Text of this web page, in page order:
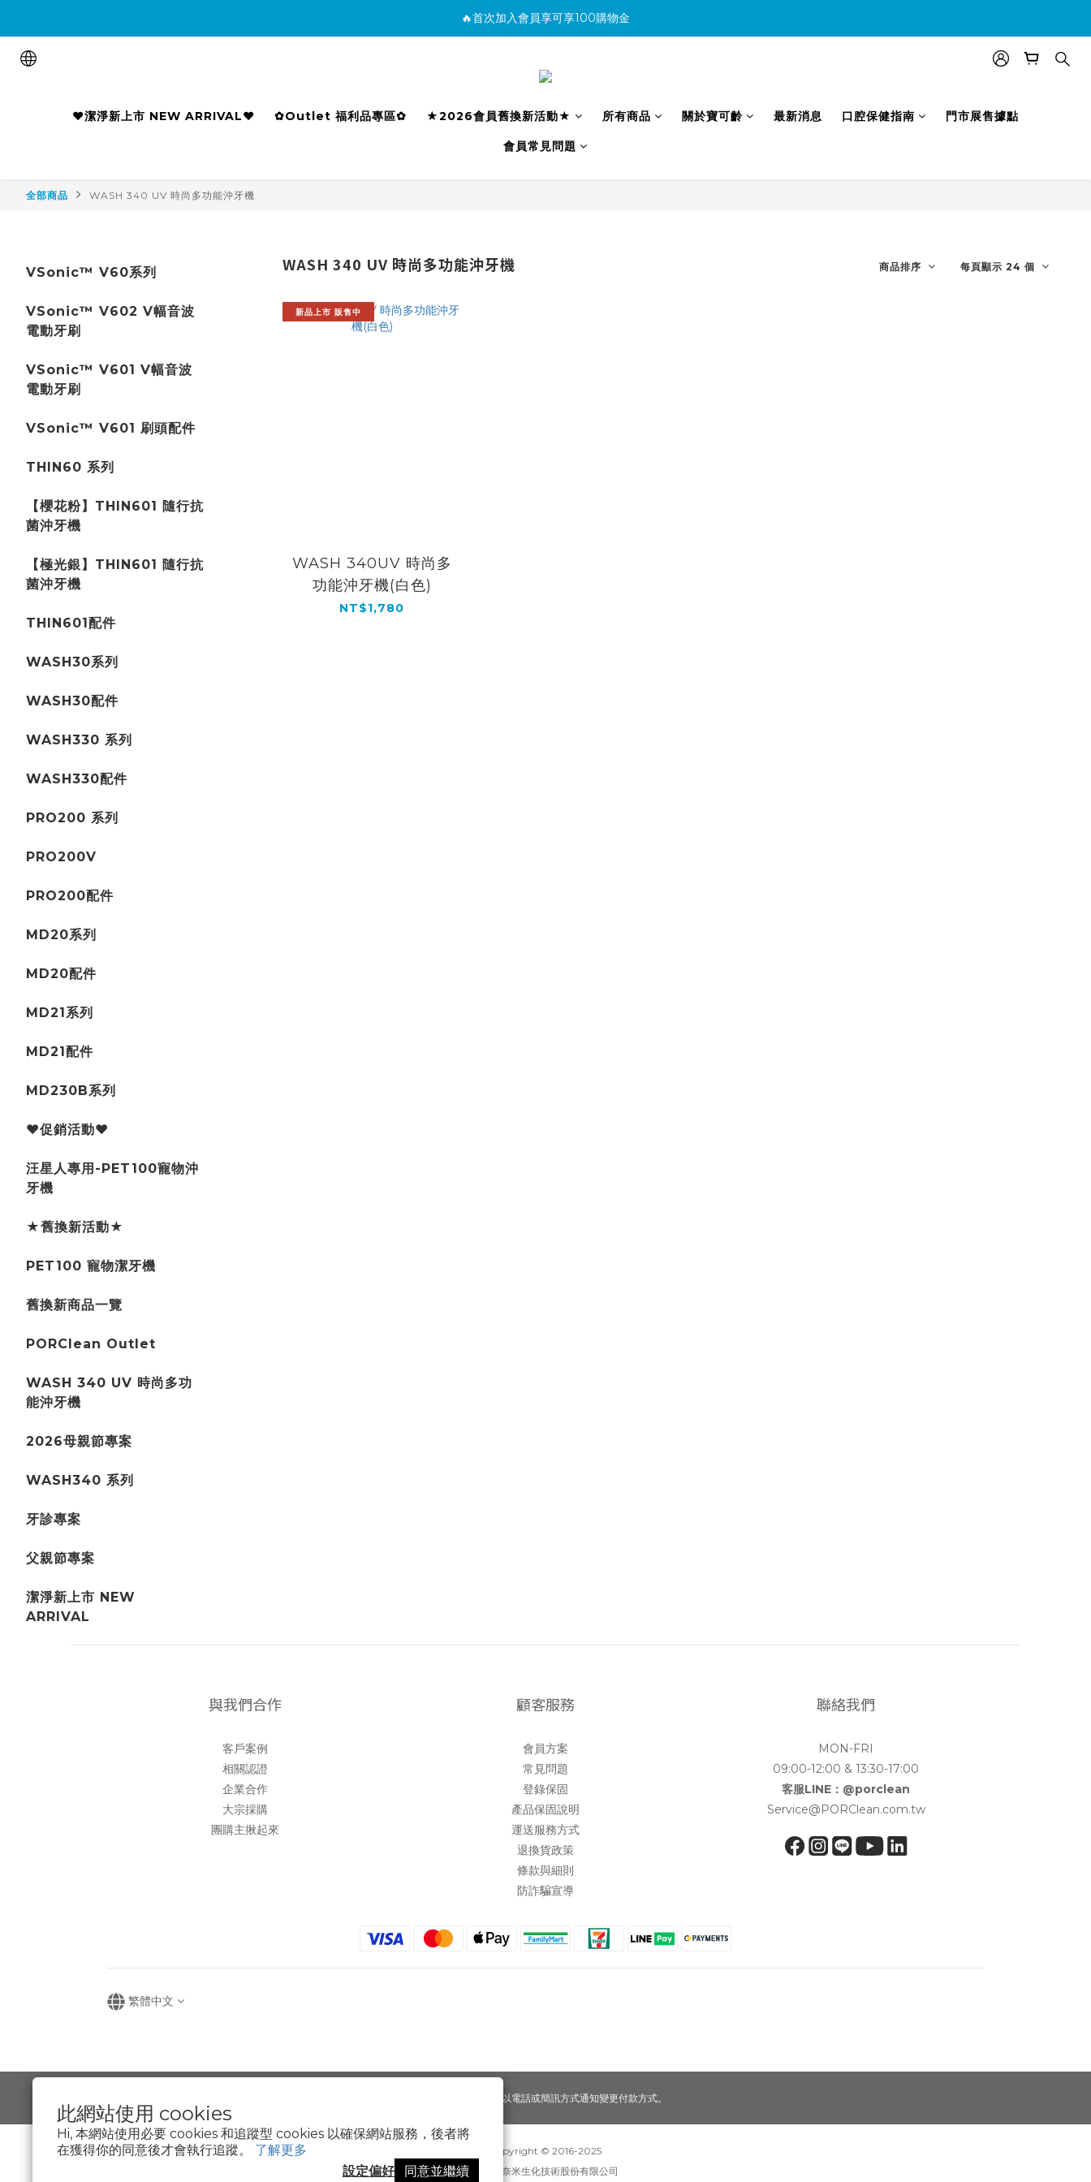
此網站使用 cookies
Hi, 本網站使用必要 cookies 和追蹤型 cookies 以確保網站服務，後者將
在獲得你的同意後才會執行追蹤。 了解更多
設定偏好
同意並繼續
消費滿500免運
🔥首次加入會員享可享100購物金
❤潔淨新上市 NEW ARRIVAL❤
✿Outlet 福利品專區✿ ★2026會員舊換新活動★ 所有商品 關於寶可齡 最新消息 口腔保健指南 門市展售據點
會員常見問題
全部商品 WASH 340 UV 時尚多功能沖牙機
VSonic™ V60系列
VSonic™ V602 V幅音波
電動牙刷
VSonic™ V601 V幅音波
電動牙刷
VSonic™ V601 刷頭配件
THIN60 系列
【櫻花粉】THIN601 隨行抗
菌沖牙機
【極光銀】THIN601 隨行抗
菌沖牙機
THIN601配件
WASH30系列
WASH30配件
WASH330 系列
WASH330配件
PRO200 系列
PRO200V
PRO200配件
MD20系列
MD20配件
MD21系列
MD21配件
MD230B系列
♥促銷活動♥
汪星人專用-PET100寵物沖
牙機
★舊換新活動★
PET100 寵物潔牙機
舊換新商品一覽
PORClean Outlet
WASH 340 UV 時尚多功
能沖牙機
2026母親節專案
WASH340 系列
牙診專案
父親節專案
潔淨新上市 NEW
ARRIVAL
WASH 340 UV 時尚多功能沖牙機 商品排序 每頁顯示 24 個
新品上市 販售中
WASH 340UV 時尚多
功能沖牙機(白色)
NT$1,780
與我們合作
客戶案例
相關認證
企業合作
大宗採購
團購主揪起來
顧客服務
會員方案
常見問題
登錄保固
產品保固說明
運送服務方式
退換貨政策
條款與細則
防詐騙宣導
聯絡我們
MON-FRI
09:00-12:00 & 13:30-17:00
客服LINE：@porclean
Service@PORClean.com.tw
繁體中文
提醒您，我們不會以電話或簡訊方式通知變更付款方式。
Copyright © 2016-2025
寶可齡奈米生化技術股份有限公司